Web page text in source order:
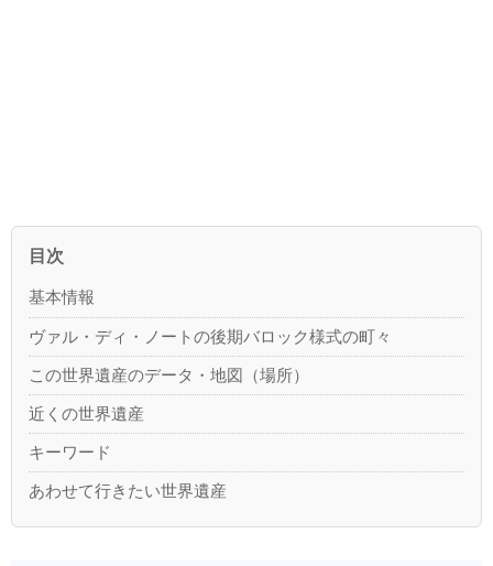
目次
基本情報
ヴァル・ディ・ノートの後期バロック様式の町々
この世界遺産のデータ・地図（場所）
近くの世界遺産
キーワード
あわせて行きたい世界遺産